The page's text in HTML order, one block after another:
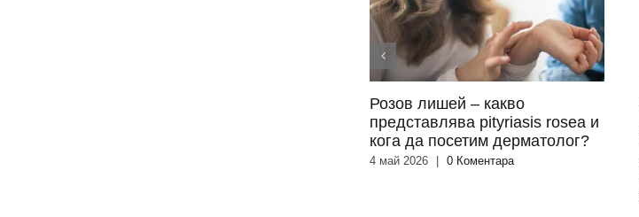
Розов лишей – какво
представлява pityriasis rosea и
кога да посетим дерматолог?
4 май 2026 0 Коментара